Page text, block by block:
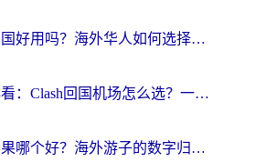
迅游和回国好用吗？海外华人如何选择靠谱的回国加速器
海外党必看：Clash回国机场怎么选？一篇搞定无缝访问国内资源的全攻略
穿梭和松果哪个好？海外游子的数字归乡路，到底该怎么选